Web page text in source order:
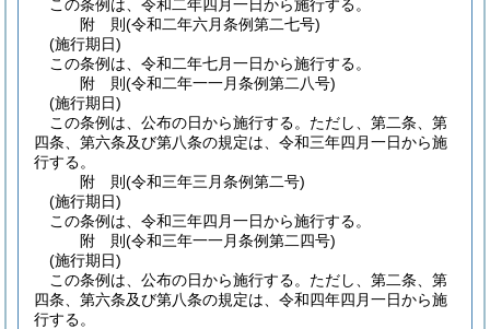
この条例は、令和二年四月一日から施行する。
附 則(令和二年六月条例第二七号)
(施行期日)
この条例は、令和二年七月一日から施行する。
附 則(令和二年一一月条例第二八号)
(施行期日)
この条例は、公布の日から施行する。 ただし、第二条、第
四条、第六条及び第八条の規定は、令和三年四月一日から施
行する。
附 則(令和三年三月条例第二号)
(施行期日)
この条例は、令和三年四月一日から施行する。
附 則(令和三年一一月条例第二四号)
(施行期日)
この条例は、公布の日から施行する。 ただし、第二条、第
四条、第六条及び第八条の規定は、令和四年四月一日から施
行する。